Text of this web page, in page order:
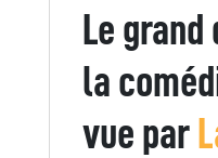
Enchaîné
Octobre
1924
Le grand
la
vue par